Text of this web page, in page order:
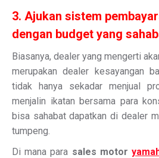
3. Ajukan sistem
dengan budget yang
Biasanya, dealer yang mengerti
merupakan dealer kesayangan
tidak hanya sekadar menjual
menjalin ikatan bersama para
bisa sahabat dapatkan di dealer
tumpeng.
Di mana para sales motor